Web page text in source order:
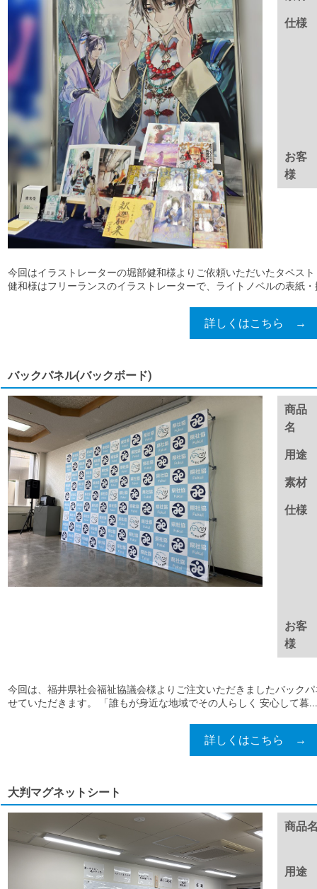
仕様
お客
様
今回はイラストレーターの堀部健和様よりご依頼いただいたタペス
健和様はフリーランスのイラストレーターで、ライトノベルの表紙
詳しくはこちら →
バックパネル(バックボード)
商品
名
用途
素材
仕様
お客
様
今回は、福井県社会福祉協議会様よりご注文いただきましたバック
せていただきます。 「誰もが身近な地域でその人らしく 安心して暮...
詳しくはこちら →
大判マグネットシート
商品
用途